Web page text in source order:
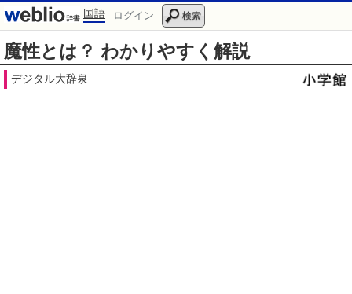
国語 ログイン 検索
魔性とは？ わかりやすく解説
デジタル大辞泉